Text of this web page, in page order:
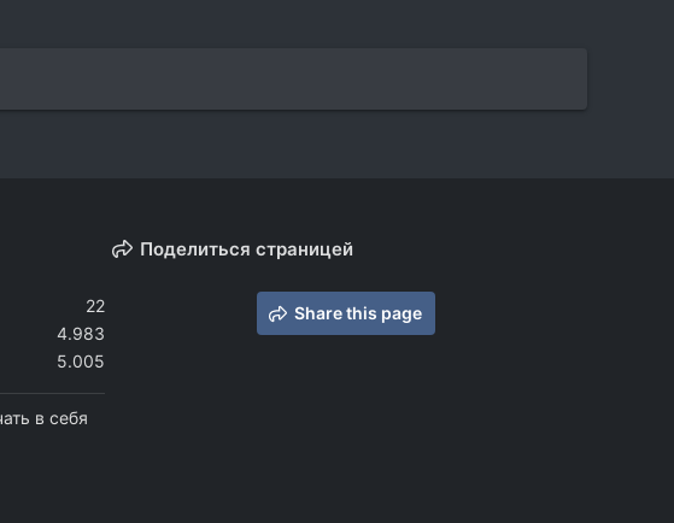
22
4.983
5.005
в себя
Поделиться страницей
Share this page